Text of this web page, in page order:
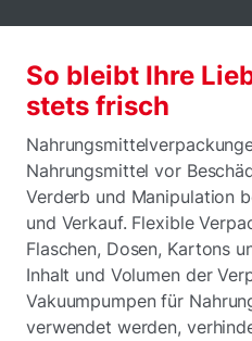
So bleibt Ihre
stets frisch
Nahrungsmittel vor
Verderb und Manipulation
und Verkauf. Flexible
Flaschen, Dosen, Kartons
Inhalt und Volumen der
Vakuumpumpen für
verwendet werden,